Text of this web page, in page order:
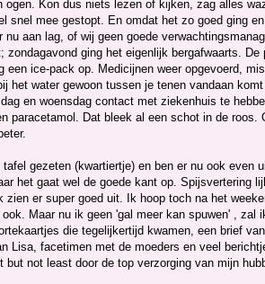
Kon dus niets lezen of kijken, zag alles
snel mee gestopt. En omdat het zo goed ging
aan lag, of wij geen goede
zondagavond ging het eigenlijk bergafwaarts.
een ice-pack op. Medicijnen weer opgevoerd,
het water gewoon tussen je tenen vandaan
en woensdag contact met ziekenhuis te
paracetamol. Dat bleek al een schot in de
tafel gezeten (kwartiertje) en ben er nu ook
het gaat wel de goede kant op. Spijsvertering
er super goed uit. Ik hoop toch na het
Maar nu ik geen 'gal meer kan spuwen' , zal
die tegelijkertijd kwamen, een brief
Lisa, facetimen met de moeders en veel
not least door de top verzorging van mijn